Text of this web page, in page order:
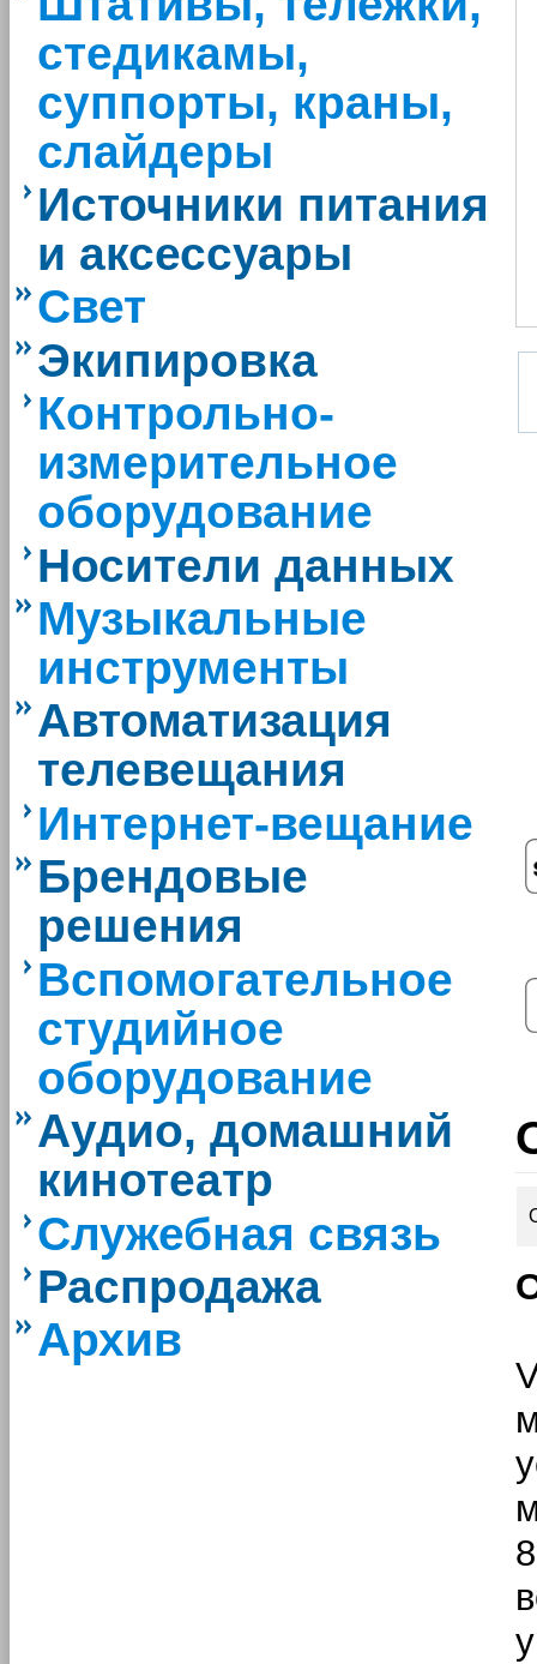
стедикамы,
суппорты, краны,
слайдеры
Источники питания
и аксессуары
Свет
Экипировка
Контрольно-
измерительное
оборудование
Носители данных
Музыкальные
инструменты
Автоматизация
телевещания
Интернет-вещание
Брендовые
решения
Вспомогательное
студийное
оборудование
Аудио, домашний
кинотеатр
Служебная связь
Распродажа
Архив